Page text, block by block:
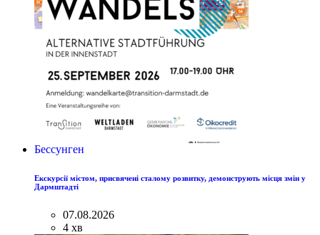
Бессунген
Екскурсії містом, присвячені сталому розвитку, демонструють місця змін у
Дармштадті
07.08.2026
4 хв